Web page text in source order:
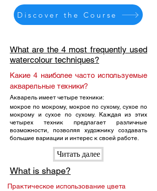
Discover the Course
What are the 4 most frequently used
watercolour techniques?
Какие 4 наиболее часто используемые
акварельные техники?
Акварель имеет четыре техники:
мокрое по мокрому, мокрое по сухому, сухое по
мокрому и сухое по сухому. Каждая из этих
четырех техник предлагает различные
возможности, позволяя художнику создавать
большие вариации и интерес к своей работе.
Читать далее
What is shape?
Практическое использование цвета